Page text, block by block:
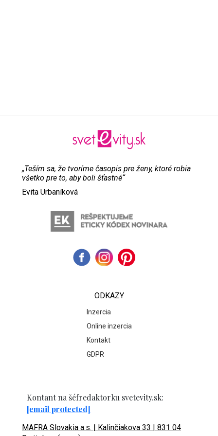
„Teším sa, že tvoríme časopis pre ženy, ktoré robia
všetko pre to, aby boli šťastné“
Evita Urbaníková
ODKAZY
Inzercia
Online inzercia
Kontakt
GDPR
Kontant na šéfredaktorku svetevity.sk:
[email protected]
MAFRA Slovakia a.s. | Kalinčiakova 33 | 831 04